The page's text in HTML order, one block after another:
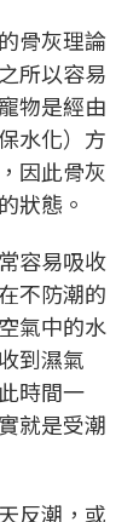
骨灰理論
所以容易
物是經由
水化）方
因此骨灰
狀態。
容易吸收
不防潮的
氣中的水
到濕氣
時間一
就是受潮
反潮，或